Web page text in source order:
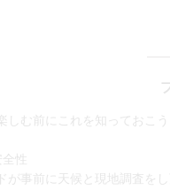
しむ前にこれを知っておこう
性
事前に天候と現地調査を